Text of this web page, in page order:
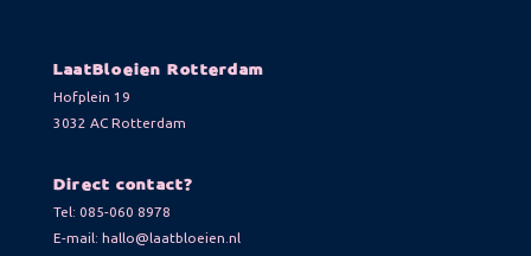
LaatBloeien Rotterdam
Hofplein 19
3032 AC Rotterdam
Direct contact?
Tel: 085-060 8978
E-mail: hallo@laatbloeien.nl